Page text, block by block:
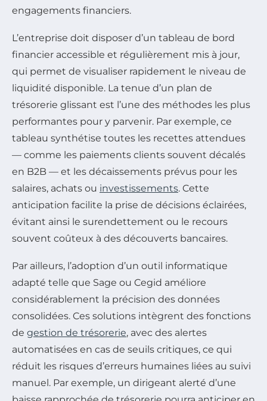
engagements financiers.
L’entreprise doit disposer d’un tableau de bord
financier accessible et régulièrement mis à jour,
qui permet de visualiser rapidement le niveau de
liquidité disponible. La tenue d’un plan de
trésorerie glissant est l’une des méthodes les plus
performantes pour y parvenir. Par exemple, ce
tableau synthétise toutes les recettes attendues
— comme les paiements clients souvent décalés
en B2B — et les décaissements prévus pour les
salaires, achats ou investissements. Cette
anticipation facilite la prise de décisions éclairées,
évitant ainsi le surendettement ou le recours
souvent coûteux à des découverts bancaires.
Par ailleurs, l’adoption d’un outil informatique
adapté telle que Sage ou Cegid améliore
considérablement la précision des données
consolidées. Ces solutions intègrent des fonctions
de gestion de trésorerie, avec des alertes
automatisées en cas de seuils critiques, ce qui
réduit les risques d’erreurs humaines liées au suivi
manuel. Par exemple, un dirigeant alerté d’une